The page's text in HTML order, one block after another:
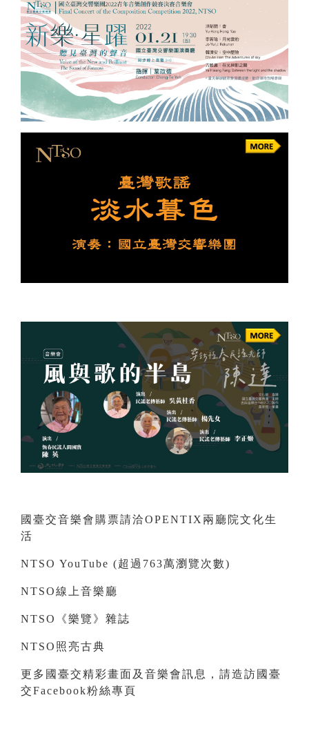
國臺交音樂會購票請洽OPENTIX兩廳院文化生
活
NTSO YouTube (超過763萬瀏覽次數)
NTSO線上音樂廳
NTSO《樂覽》雜誌
NTSO照亮古典
更多國臺交精彩畫面及音樂會訊息，請造訪國臺
交Facebook粉絲專頁